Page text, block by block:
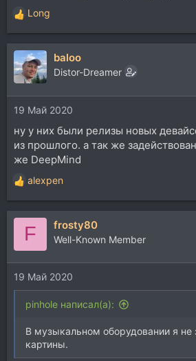
Р
е
а
к
ц
и
и
:
Long
baloo
Distor-Dreamer
19 Май 2020
ну у них были релизы новых
из прошлого. а так же
же DeepMind
Р
е
а
и
и
:
alexpen
F frosty80
Well-Known Member
19 Май 2020
pinhole написал(а):
В музыкальном оборудовании я не
картины.